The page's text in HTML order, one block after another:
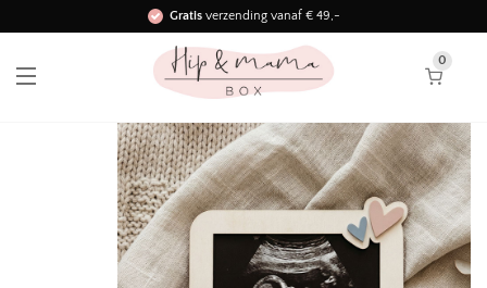
Gratisverzending vanaf € 49,-
Binnen 3 werkdagen in huis!
0